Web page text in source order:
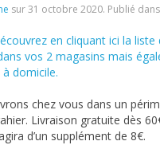
sur31 octobre 2020. Publié dans
en cliquant ici la liste
vos 2 magasins mais
domicile.
chez vous dans un
Livraison gratuite dès
d’un supplément de 8€.